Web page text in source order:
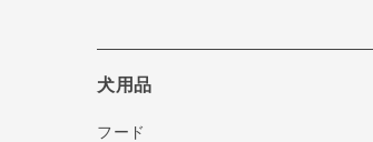
犬用品
フード